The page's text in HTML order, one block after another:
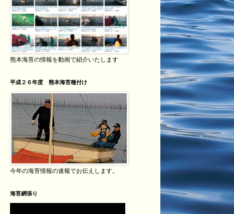
熊本海苔の情報を動画で紹介いたします
平成２６年度 熊本海苔種付け
今年の海苔情報の速報でお伝えします。
海苔網張り